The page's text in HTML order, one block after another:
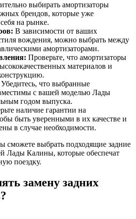
выбирать амортизаторы
брендов, которые уже
на рынке.
В зависимости от ваших
вождения, можно выбрать между
амортизаторами.
Проверьте, что амортизаторы
материалов и
Убедитесь, что выбранные
с вашей моделью Лады
годом выпуска.
наличие гарантии на
быть уверенными в их качестве и
в случае необходимости.
сможете выбрать подходящие задние
Лады Калины, которые обеспечат
поездку.
замену задних